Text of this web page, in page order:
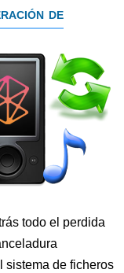
de
todo el perdida
sistema de ficheros